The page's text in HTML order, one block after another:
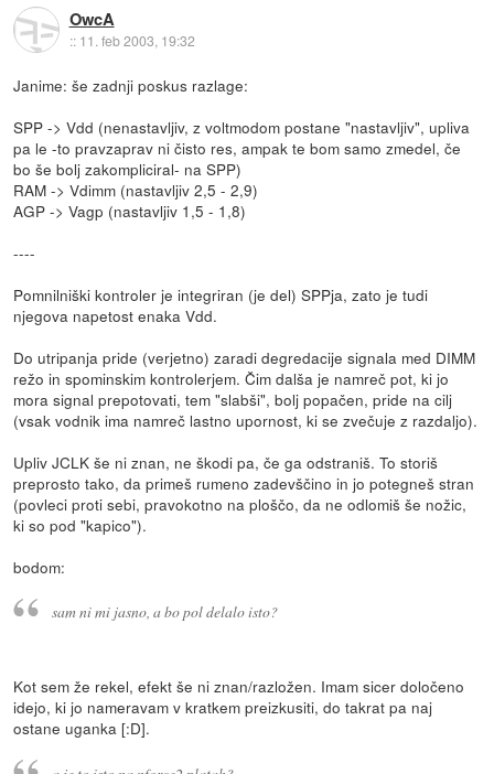
OwcA
:: 11. feb 2003, 19:32
Janime: še zadnji poskus razlage:
SPP -> Vdd (nenastavljiv, z voltmodom postane "nastavljiv", upliva
pa le -to pravzaprav ni čisto res, ampak te bom samo zmedel, če
bo še bolj zakompliciral- na SPP)
RAM -> Vdimm (nastavljiv 2,5 - 2,9)
AGP -> Vagp (nastavljiv 1,5 - 1,8)
----
Pomnilniški kontroler je integriran (je del) SPPja, zato je tudi
njegova napetost enaka Vdd.
Do utripanja pride (verjetno) zaradi degredacije signala med DIMM
režo in spominskim kontrolerjem. Čim dalša je namreč pot, ki jo
mora signal prepotovati, tem "slabši", bolj popačen, pride na cilj
(vsak vodnik ima namreč lastno upornost, ki se zvečuje z razdaljo).
Upliv JCLK še ni znan, ne škodi pa, če ga odstraniš. To storiš
preprosto tako, da primeš rumeno zadevščino in jo potegneš stran
(povleci proti sebi, pravokotno na ploščo, da ne odlomiš še nožic,
ki so pod "kapico").
bodom:
sam ni mi jasno, a bo pol delalo isto?
Kot sem že rekel, efekt še ni znan/razložen. Imam sicer določeno
idejo, ki jo nameravam v kratkem preizkusiti, do takrat pa naj
ostane uganka [:D].